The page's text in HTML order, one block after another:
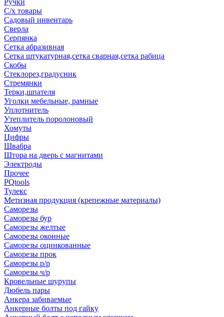
Ручки
С/х товары
Садовый инвентарь
Сверла
Серпянка
Сетка абразивная
Сетка штукатурная,сетка сварная,сетка рабица
Скобы
Стеклорез,градусник
Стремянки
Терки,шпателя
Уголки мебельные, рамные
Уплотнитель
Утеплитель поролоновый
Хомуты
Цифры
Швабра
Штора на дверь с магнитами
Электроды
Прочее
PQtools
Тулекс
Метизная продукция (крепежные материалы)
Саморезы
Саморезы бур
Саморезы желтые
Саморезы оконные
Саморезы оцинкованные
Саморезы прок
Саморезы р/р
Саморезы ч/р
Кровельные шурупы
Дюбель пары
Анкера забиваемые
Анкерные болты под гайку